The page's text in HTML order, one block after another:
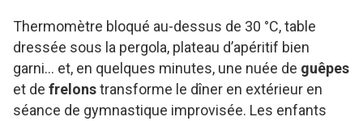
Thermomètre bloqué au-dessus de 30 °C, table
dressée sous la pergola, plateau d’apéritif bien
garni… et, en quelques minutes, une nuée de guêpes
et de frelonstransforme le dîner en extérieur en
séance de gymnastique improvisée. Les enfants